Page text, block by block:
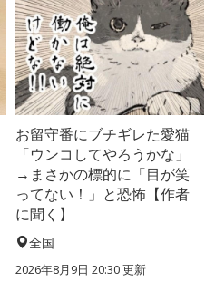
お留守番にブチギレた愛猫
「ウンコしてやろうかな」
→まさかの標的に「目が笑
ってない！」と恐怖【作者
に聞く】
全国
2026年8月9日 20:30更新